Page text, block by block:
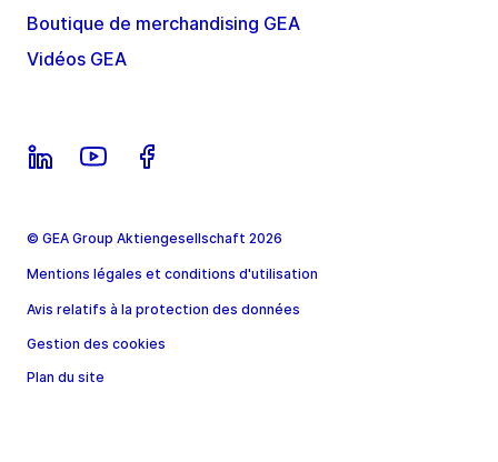
Boutique de merchandising GEA
Vidéos GEA
© GEA Group Aktiengesellschaft 2026
Mentions légales et conditions d'utilisation
Avis relatifs à la protection des données
Gestion des cookies
Plan du site